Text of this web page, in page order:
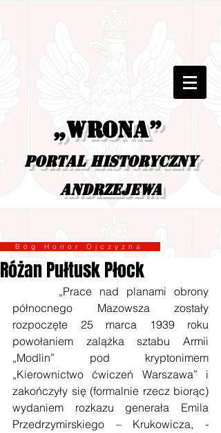
„Wrona”
portal historyczny
Andrzejewa
Honor Ojczyzna
Różan Pułtusk Płock
północnego Mazowsza zostały
rozpoczęte 25 marca 1939 roku
powołaniem zalążka sztabu Armii
„Modlin” pod kryptonimem
„Kierownictwo ćwiczeń Warszawa” i
zakończyły się (formalnie rzecz biorąc)
wydaniem rozkazu generała Emila
Przedrzymirskiego – Krukowicza, -